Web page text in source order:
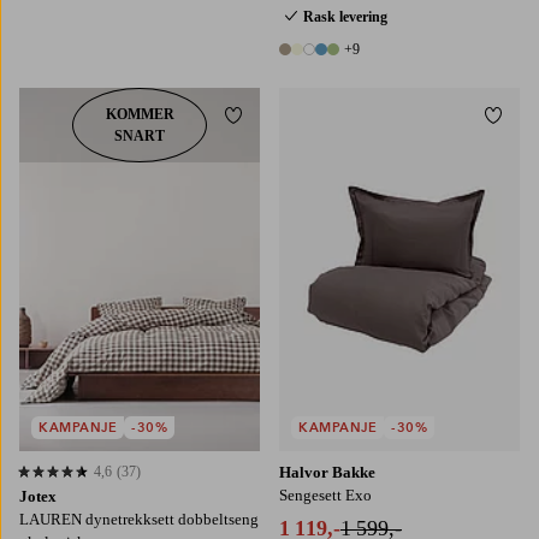
Rask levering
14 farger
+9
Jotex
LAUREN dynetrekksett dobbeltseng
4,6 basert på 37 karaktergivninger
4,6 (37)
KOMMER
SNART
KAMPANJE -30%
Legg til favoritter
Halvor Bakke
Sengesett Exo
1 119,-1 599,-
KAMPANJE -30%